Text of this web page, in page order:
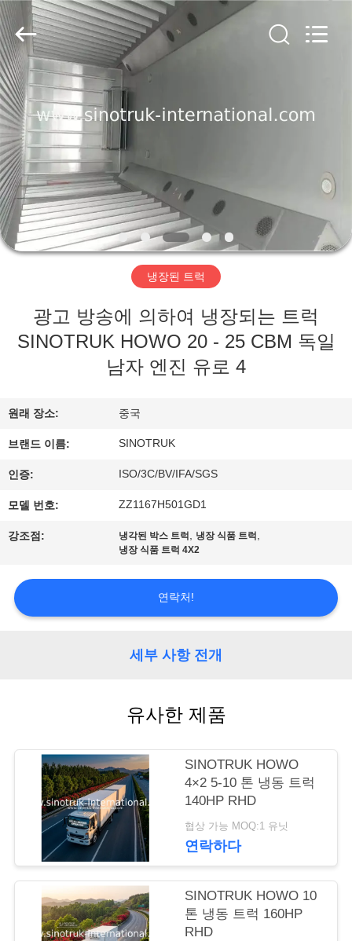
집
제
품
우
리
한
공
장
투
어
품
질
락
Copyright
©
2016
-
2026
SINOTRUK
INTERNATIONAL
CO.,
LTD..
All
Rights
Reserved.
냉장된 트럭
광고 방송에 의하여 냉장되는 트럭
SINOTRUK HOWO 20 - 25 CBM 독일
남자 엔진 유로 4
원래 장소: 중국
브랜드 이름: SINOTRUK
인증: ISO/3C/BV/IFA/SGS
모델 번호: ZZ1167H501GD1
강조점: 냉각된 박스 트럭 , 냉장 식품 트럭 ,
냉장 식품 트럭 4X2
연락처!
세부 사항 전개
유사한 제품
SINOTRUK HOWO
4×2 5-10 톤 냉동 트럭
140HP RHD
협상 가능 MOQ:1 유닛
연락하다
SINOTRUK HOWO 10
톤 냉동 트럭 160HP
RHD